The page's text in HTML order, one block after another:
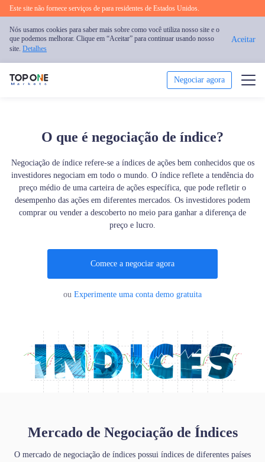
Este site não fornece serviços de para residentes de Estados Unidos.
Nós usamos cookies para saber mais sobre como você utiliza nosso site e o
que podemos melhorar. Clique em “Aceitar” para continuar usando nosso
site. Detalhes
Aceitar
Negociar agora
Plataforma
Análise
Educação
Português
O que é negociação de índice?
Negociação de índice refere-se a índices de ações bem conhecidos que os
investidores negociam em todo o mundo. O índice reflete a tendência do
preço médio de uma carteira de ações específica, que pode refletir o
desempenho das ações em diferentes mercados. Os investidores podem
comprar ou vender a descoberto no meio para ganhar a diferença de
preço e lucro.
Comece a negociar agora
ou Experimente uma conta demo gratuita
Mercado de Negociação de Índices
O mercado de negociação de índices possui índices de diferentes países